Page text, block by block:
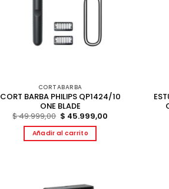
CORTABARBA
CORT BARBA PHILIPS QP1424/10
ONE BLADE
$49.999,00 El
precio
original
era:
$ 49.999,00.
$ 45.999,00
Añadir al carrito